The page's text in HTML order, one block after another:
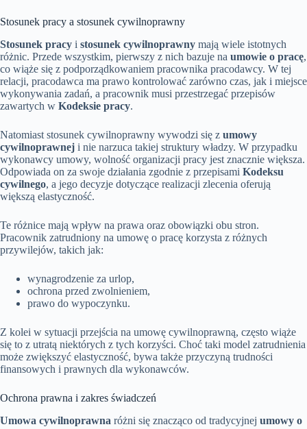
Stosunek pracy a stosunek cywilnoprawny
Stosunek pracy i stosunek cywilnoprawny mają wiele istotnych
różnic. Przede wszystkim, pierwszy z nich bazuje na umowie o pracę,
co wiąże się z podporządkowaniem pracownika pracodawcy. W tej
relacji, pracodawca ma prawo kontrolować zarówno czas, jak i miejsce
wykonywania zadań, a pracownik musi przestrzegać przepisów
zawartych w Kodeksie pracy.
Natomiast stosunek cywilnoprawny wywodzi się z umowy
cywilnoprawnej i nie narzuca takiej struktury władzy. W przypadku
wykonawcy umowy, wolność organizacji pracy jest znacznie większa.
Odpowiada on za swoje działania zgodnie z przepisami Kodeksu
cywilnego, a jego decyzje dotyczące realizacji zlecenia oferują
większą elastyczność.
Te różnice mają wpływ na prawa oraz obowiązki obu stron.
Pracownik zatrudniony na umowę o pracę korzysta z różnych
przywilejów, takich jak:
wynagrodzenie za urlop,
ochrona przed zwolnieniem,
prawo do wypoczynku.
Z kolei w sytuacji przejścia na umowę cywilnoprawną, często wiąże
się to z utratą niektórych z tych korzyści. Choć taki model zatrudnienia
może zwiększyć elastyczność, bywa także przyczyną trudności
finansowych i prawnych dla wykonawców.
Ochrona prawna i zakres świadczeń
Umowa cywilnoprawna różni się znacząco od tradycyjnej umowy o